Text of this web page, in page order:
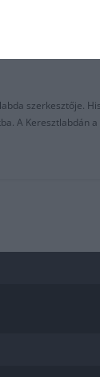
szerkesztője.
A Keresztlabdán